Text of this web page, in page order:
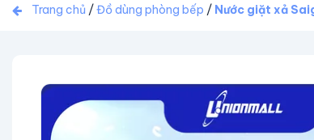
Trang chủ /Đồ dùng phòng bếp / Nước giặt xả